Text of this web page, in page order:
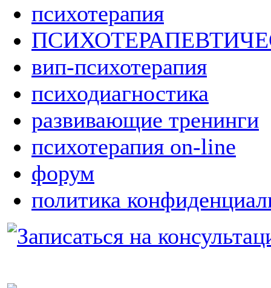
психотерапия
вип-психотерапия
психодиагностика
развивающие тренинги
психотерапия on-line
форум
политика